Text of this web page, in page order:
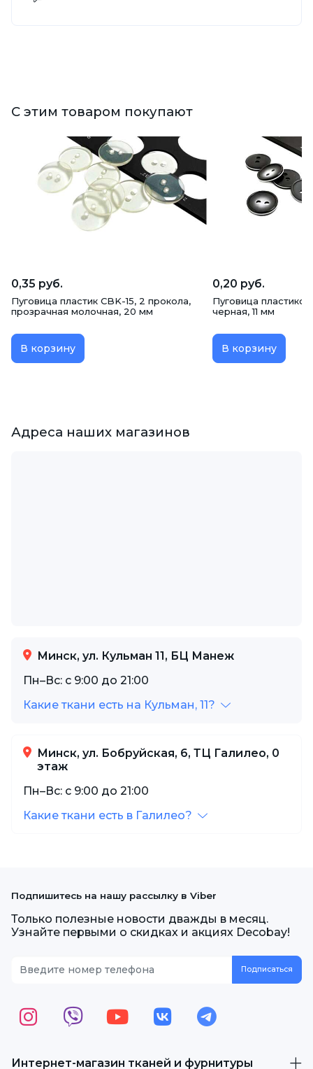
С этим товаром покупают
0,35 руб.
Пуговица пластик CBK-15, 2 прокола,
прозрачная молочная, 20 мм
В корзину
0,20 руб.
Пуговица
черная, 11 мм
В корзину
Адреса наших магазинов
Минск, ул. Кульман 11, БЦ Манеж
Пн–Вс: с 9:00 до 21:00
Какие ткани есть на Кульман, 11?
Минск, ул. Бобруйская, 6, ТЦ Галилео, 0
этаж
Пн–Вс: с 9:00 до 21:00
Какие ткани есть в Галилео?
Интернет-магазин тканей и фурнитуры
Подпишитесь на нашу рассылку в Viber
Только полезные новости дважды в месяц.
Узнайте первыми о скидках и акциях Decobay!